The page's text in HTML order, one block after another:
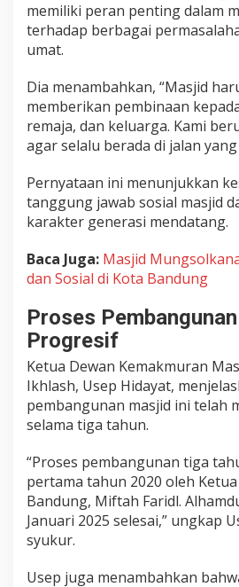
memiliki peran penting dalam
terhadap berbagai
umat.
Dia menambahkan, “Masjid
memberikan pembinaan
remaja, dan keluarga. Kami
agar selalu berada di jalan yang
Pernyataan ini menunjukkan
tanggung jawab sosial masjid
karakter generasi mendatang.
Baca Juga: Masjid
dan Sosial di Kota Bandung
Proses
Progresif
Ketua Dewan Kemakmuran
Ikhlash, Usep Hidayat,
pembangunan masjid ini telah
selama tiga tahun.
“Proses pembangunan tiga
pertama tahun 2020 oleh Ketua
Bandung, Miftah Faridl.
Januari 2025 selesai,” ungkap
syukur.
Usep juga menambahkan